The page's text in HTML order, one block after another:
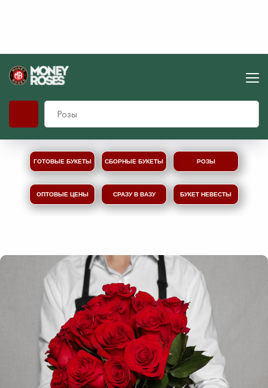
РОЗЫ
БУКЕТ НЕВЕСТЫ
ГОТОВЫЕ БУКЕТЫ СБОРНЫЕ БУКЕТЫ
СРАЗУ В ВАЗУ
ОПТОВЫЕ ЦЕНЫ